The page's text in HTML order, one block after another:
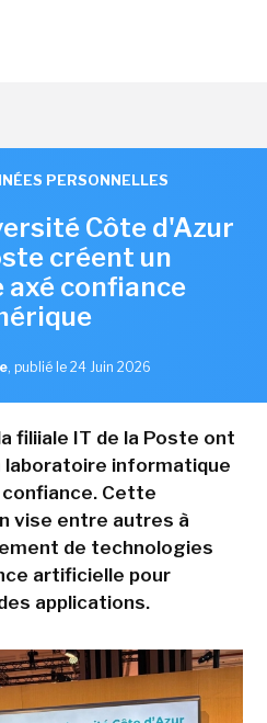
PERSONNELLES
Côte d'Azur
créent un
confiance
, publié le 24 Juin 2026
filiiale IT de la Poste ont
laboratoire informatique
confiance. Cette
vise entre autres à
de technologies
artificielle pour
applications.